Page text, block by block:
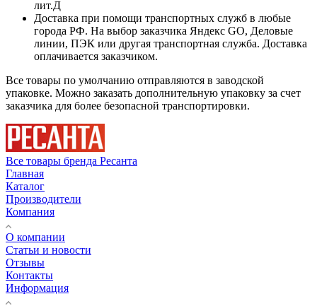
лит.Д
Доставка при помощи транспортных служб в любые
города РФ. На выбор заказчика Яндекс GO, Деловые
линии, ПЭК или другая транспортная служба. Доставка
оплачивается заказчиком.
Все товары по умолчанию отправляются в заводской
упаковке. Можно заказать дополнительную упаковку за счет
заказчика для более безопасной транспортировки.
Все товары бренда Ресанта
Главная
Каталог
Производители
Компания
О компании
Статьи и новости
Отзывы
Контакты
Информация